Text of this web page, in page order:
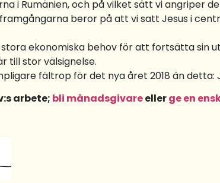
i Rumänien, och på vilket sätt vi angriper
beror på att vi satt Jesus i
ekonomiska behov för att fortsätta sin
till stor välsignelse.
fältrop för det nya året 2018 än detta:
arbete; bli månadsgivareellerge en